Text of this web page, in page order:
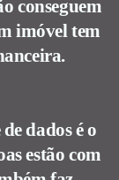
conseguem
imóvel tem
dados é o
estão com